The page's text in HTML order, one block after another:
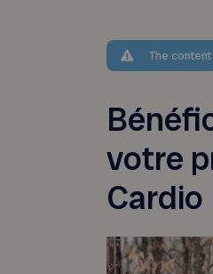
The
votre